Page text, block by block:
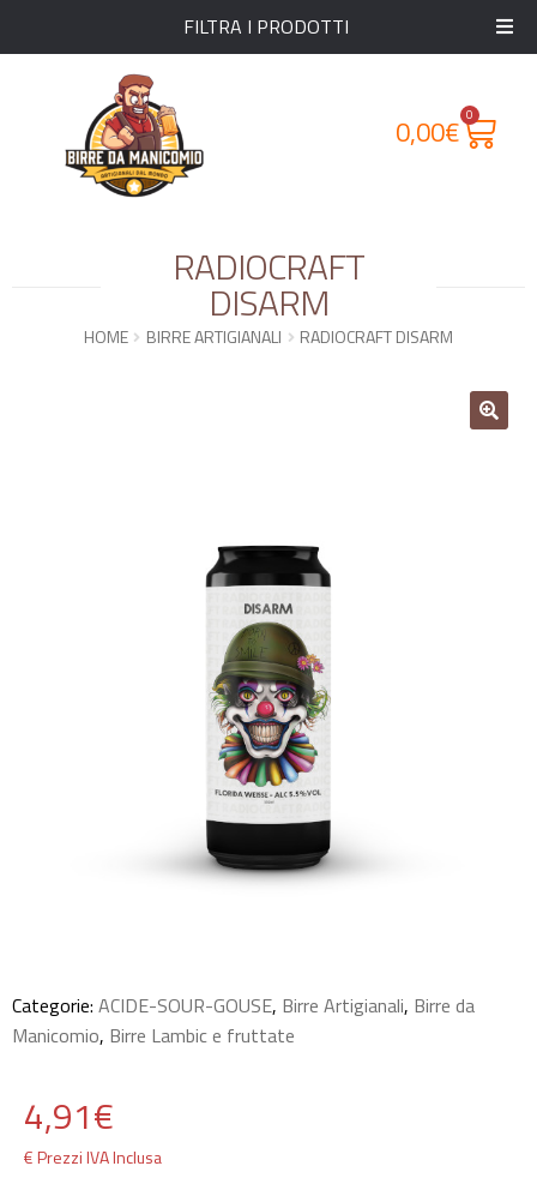
0,00€ 0
RADIOCRAFT
DISARM
HOME BIRRE ARTIGIANALI RADIOCRAFT DISARM
Categorie: ACIDE-SOUR-GOUSE, Birre Artigianali, Birre da
Manicomio, Birre Lambic e fruttate
4,91€
€ Prezzi IVA Inclusa
FILTRA I PRODOTTI